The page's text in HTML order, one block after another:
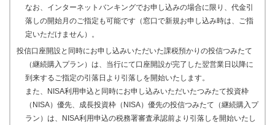
なお、インターネットバンキングでお申し込みの場合に限り、代金引
落しの開始月のご指定も可能です（窓口で新規お申し込み時は、ご指
定いただけません）。
投信口座開設と同時にお申し込みいただいた課税預かりの投信つみたて
（継続購入プラン）は、当行にて口座開設が完了した翌営業日以降に
到来するご指定の引落日より引落しを開始いたします。
また、NISA利用申込と同時にお申し込みいただいたつみたて投資枠
（NISA）優先、成長投資枠（NISA）優先の投信つみたて（継続購入プ
ラン）は、NISA利用申込の税務署審査承認前より引落しを開始いたし